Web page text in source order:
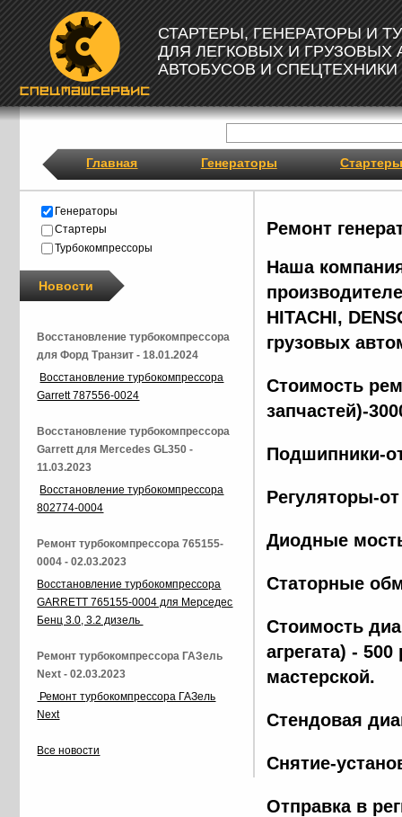
СТАРТЕРЫ, ГЕНЕРАТОРЫ И
ДЛЯ ЛЕГКОВЫХ И ГРУЗОВЫХ
АВТОБУСОВ И СПЕЦТЕХНИКИ
Главная Генераторы Стартеры
Ремонт
Наша
HITACHI,
грузовых
Стоимость
запчастей)-
Подшипники-
Регуляторы-
Диодные
Статорные
Стоимость
агрегата) -
мастерской.
Стендовая
Снятие-
Отправка в
Генераторы
Стартеры
Турбокомпрессоры
Новости
Восстановление турбокомпрессора
для Форд Транзит - 18.01.2024
Восстановление турбокомпрессора
Garrett 787556-0024
Восстановление турбокомпрессора
Garrett для Mercedes GL350 -
11.03.2023
Восстановление турбокомпрессора
802774-0004
Ремонт турбокомпрессора 765155-
0004 - 02.03.2023
Восстановление турбокомпрессора
GARRETT 765155-0004 для Мерседес
Бенц 3.0, 3.2 дизель
Ремонт турбокомпрессора ГАЗель
Next - 02.03.2023
Ремонт турбокомпрессора ГАЗель
Next
Все новости